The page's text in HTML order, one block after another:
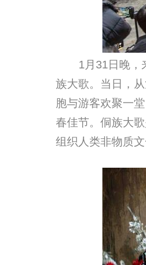
1月31日晚，
族大歌。当日，
胞与游客欢聚一
春佳节。侗族大
组织人类非物质